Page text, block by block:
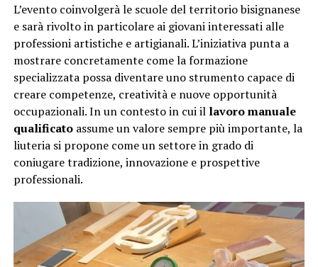
L’evento coinvolgerà le scuole del territorio bisignanese
e sarà rivolto in particolare ai giovani interessati alle
professioni artistiche e artigianali. L’iniziativa punta a
mostrare concretamente come la formazione
specializzata possa diventare uno strumento capace di
creare competenze, creatività e nuove opportunità
occupazionali. In un contesto in cui illavoro manuale
qualificatoassume un valore sempre più importante, la
liuteria si propone come un settore in grado di
coniugare tradizione, innovazione e prospettive
professionali.